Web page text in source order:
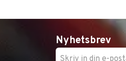
Nyhetsbrev